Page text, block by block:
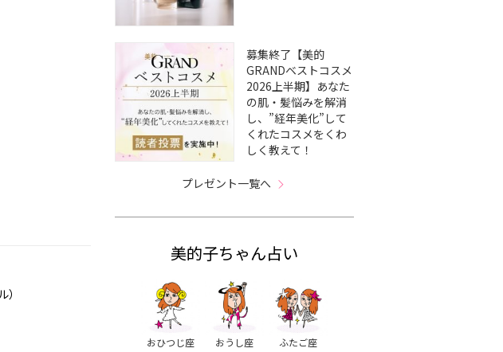
募集終了【美的
GRANDベストコスメ
2026上半期】あなた
の肌・髪悩みを解消
し、”経年美化”して
くれたコスメをくわ
しく教えて！
プレゼント一覧へ
美的子ちゃん占い
おひつじ座 おうし座 ふたご座